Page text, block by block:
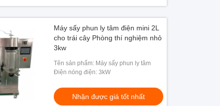
Máy sấy phun ly tâm điện mini 2L
cho trái cây Phòng thí nghiệm nhỏ
3kw
Tên sản phẩm: Máy sấy phun ly tâm
Điện nóng điện: 3kW
Nhận được giá tốt nhất